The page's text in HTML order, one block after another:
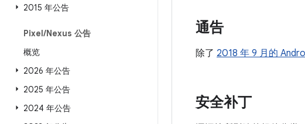
2015 年公告
Pixel/Nexus 公告
概览
2026 年公告
2025 年公告
2024 年公告
通告
除了 2018 年 9 月的
安全补丁